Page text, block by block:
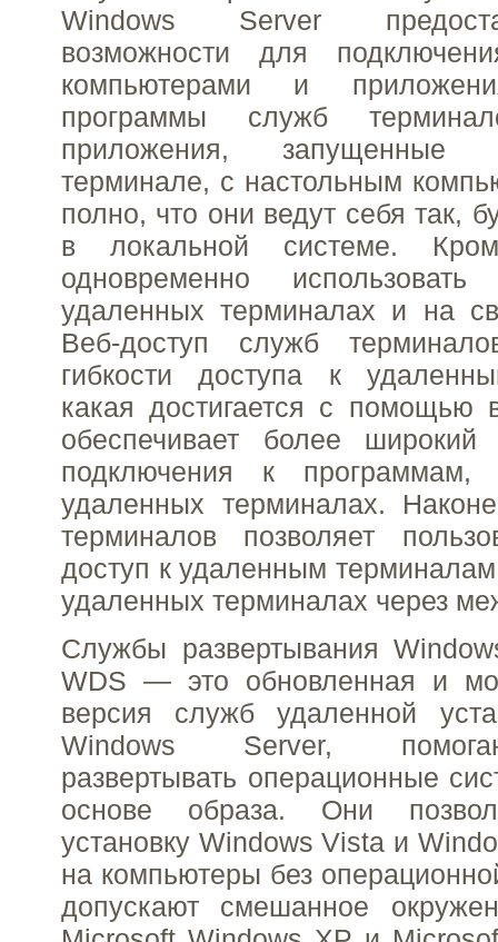
Windows Server
возможности для
компьютерами и
программы служб
приложения, запущенные
терминале, с настольным
полно, что они ведут себя так,
в локальной системе.
одновременно
удаленных терминалах и на
Веб-доступ служб
гибкости доступа к
какая достигается с помощью
обеспечивает более
подключения к
удаленных терминалах.
терминалов позволяет
доступ к удаленным
удаленных терминалах через
Службы развертывания
WDS — это обновленная и
версия служб удаленной
Windows Server,
развертывать операционные
основе образа. Они
установку Windows Vista и
на компьютеры без
допускают смешанное